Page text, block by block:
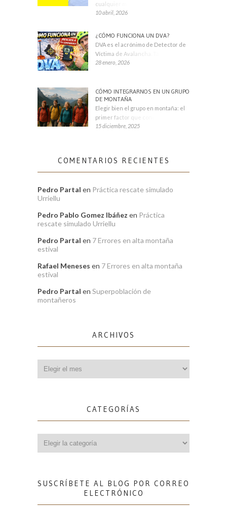
cualquier montañero
10 abril, 2026
¿CÓMO FUNCIONA UN DVA?
DVA es el acrónimo de Detector de
Víctima de Avalancha. También se
28 enero, 2026
CÓMO INTEGRARNOS EN UN GRUPO
DE MONTAÑA
Elegir bien el grupo en montaña: el
primer factor que condiciona tu
15 diciembre, 2025
COMENTARIOS RECIENTES
Pedro Partal en Práctica rescate simulado
Urriellu
Pedro Pablo Gomez Ibáñez en Práctica
rescate simulado Urriellu
Pedro Partal en 7 Errores en alta montaña
estival
Rafael Meneses en 7 Errores en alta montaña
estival
Pedro Partal en Superpoblación de
montañeros
ARCHIVOS
CATEGORÍAS
SUSCRÍBETE AL BLOG POR CORREO
ELECTRÓNICO